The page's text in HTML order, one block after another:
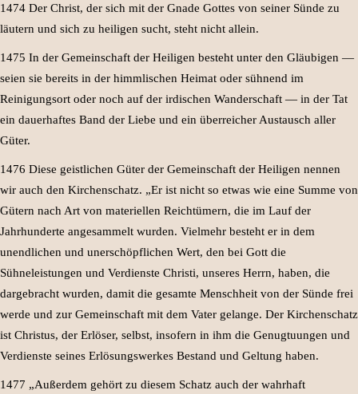
1474 Der Christ, der sich mit der Gnade Gottes von seiner Sünde zu
läutern und sich zu heiligen sucht, steht nicht allein.
1475 In der Gemeinschaft der Heiligen besteht unter den Gläubigen —
seien sie bereits in der himmlischen Heimat oder sühnend im
Reinigungsort oder noch auf der irdischen Wanderschaft — in der Tat
ein dauerhaftes Band der Liebe und ein überreicher Austausch aller
Güter.
1476 Diese geistlichen Güter der Gemeinschaft der Heiligen nennen
wir auch den Kirchenschatz. „Er ist nicht so etwas wie eine Summe von
Gütern nach Art von materiellen Reichtümern, die im Lauf der
Jahrhunderte angesammelt wurden. Vielmehr besteht er in dem
unendlichen und unerschöpflichen Wert, den bei Gott die
Sühneleistungen und Verdienste Christi, unseres Herrn, haben, die
dargebracht wurden, damit die gesamte Menschheit von der Sünde frei
werde und zur Gemeinschaft mit dem Vater gelange. Der Kirchenschatz
ist Christus, der Erlöser, selbst, insofern in ihm die Genugtuungen und
Verdienste seines Erlösungswerkes Bestand und Geltung haben.
1477 „Außerdem gehört zu diesem Schatz auch der wahrhaft